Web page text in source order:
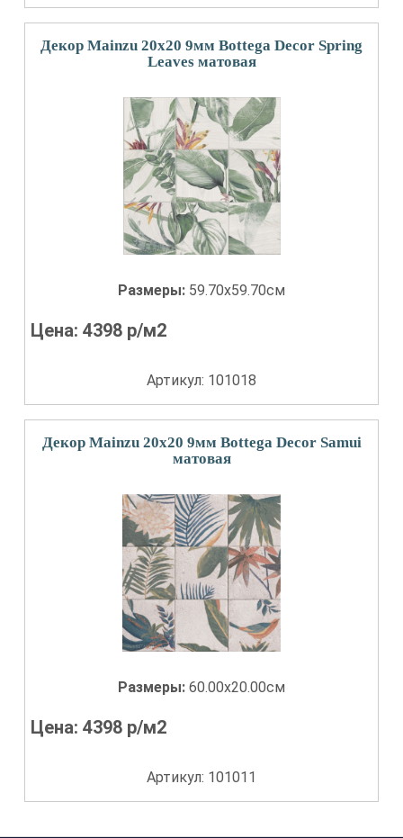
Декор Mainzu 20x20 9мм Bottega Decor Spring
Leaves матовая
Размеры: 59.70x59.70см
Цена:4398 р/м2
Артикул: 101018
Декор Mainzu 20x20 9мм Bottega Decor Samui
матовая
Размеры: 60.00x20.00см
Цена:4398 р/м2
Артикул: 101011